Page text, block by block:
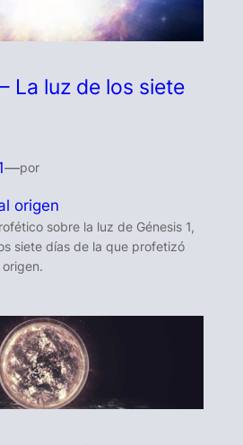
La luz de los siete
—por
origen
sobre la luz de Génesis 1,
siete días de la que profetizó